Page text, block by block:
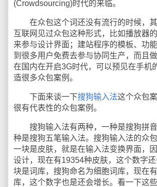
(Crowdsourcing)时代的来临。
在众包这个词还没有流行的时候，其
互联网见过众包这种形式，比如播放器
来参与设计界面；建站程序的模板、功
到很多用户免费去参与协同生产，而且
在国内在开启3G时代，可以预见在手机
造很多众包案例。
下面来谈一下搜狗输入法这个众包
很有代表性的众包案例。
搜狗输入法有两种，一种是搜狗拼音
种是搜狗五笔输入法。搜狗输入法的众包
一块是皮肤，就是在输入法变换界面，
设计，现在有19354种皮肤，这个数字
块是词库，搜狗命名为细胞词库，现在
库，这个数字也是还会增长。看一下这